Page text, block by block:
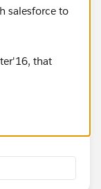
salesforce to
that